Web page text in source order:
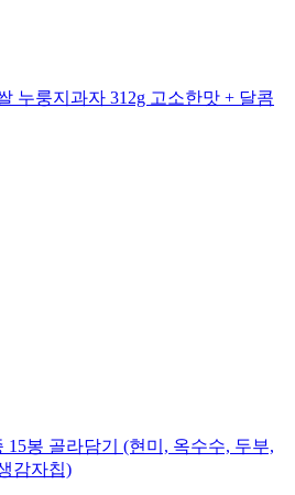
누룽지과자 312g 고소한맛 + 달콤
15봉 골라담기 (현미, 옥수수, 두부,
감자칩)